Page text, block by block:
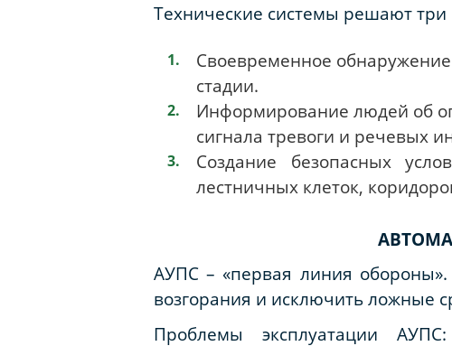
Технические системы решают
Своевременное
стадии.
Информирование людей об
сигнала тревоги и речевых
Создание безопасных
лестничных клеток,
АУПС – «первая линия обороны».
возгорания и исключить ложные
Проблемы эксплуатации